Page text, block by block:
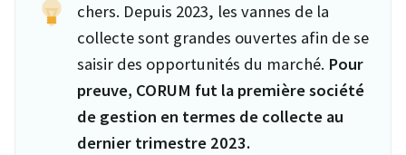
chers. Depuis 2023, les vannes de la
collecte sont grandes ouvertes afin de se
saisir des opportunités du marché. Pour
preuve, CORUM fut la première société
de gestion en termes de collecte au
dernier trimestre 2023.